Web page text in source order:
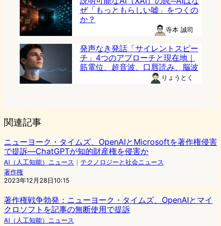
ぜ「もっともらしい嘘」をつくの
か？
寺本 誠司
発声なき発話「サイレントスピー
チ」4つのアプローチと現在地｜
筋電位、超音波、口唇読み、脳波
りょうとく
関連記事
ニューヨーク・タイムズ、OpenAIとMicrosoftを著作権侵害
で提訴―ChatGPTが知的財産権を侵害か
AI（人工知能）ニュース ｜ テクノロジーと社会ニュース
著作権
2023年12月28日10:15
著作権戦争勃発：ニューヨーク・タイムズ、OpenAIとマイ
クロソフトを記事の無断使用で提訴
AI（人工知能）ニュース